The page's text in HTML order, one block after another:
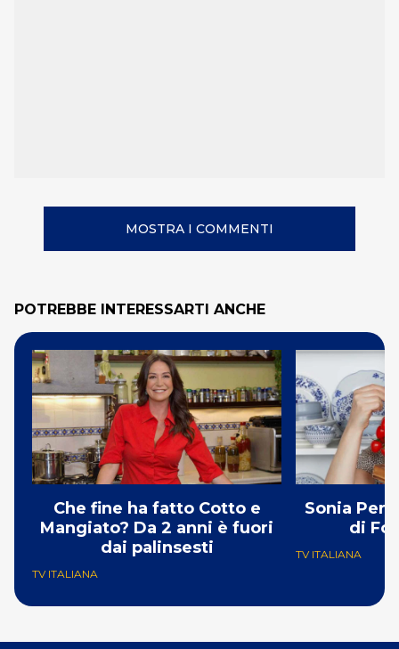
MOSTRA I COMMENTI
POTREBBE INTERESSARTI ANCHE
Che fine ha fatto Cotto e
Mangiato? Da 2 anni è fuori
dai palinsesti
TV ITALIANA
Sonia
di
TV ITALIANA